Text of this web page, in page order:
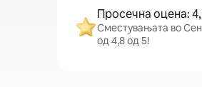
Просечна оцена:
Сместувањата во
од 4,8 од 5!